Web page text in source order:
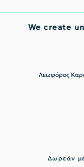
We create
Λεωφόρος
Δωρεάν